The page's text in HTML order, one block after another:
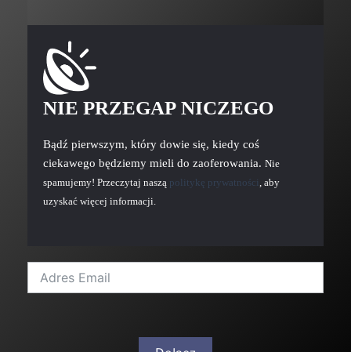
NIE PRZEGAP NICZEGO
Bądź pierwszym, który dowie się, kiedy coś
ciekawego będziemy mieli do zaoferowania. Nie
spamujemy! Przeczytaj naszą politykę prywatności , aby
uzyskać więcej informacji.